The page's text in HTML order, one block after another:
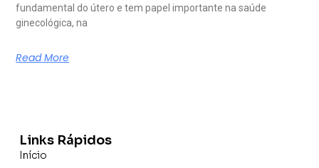
fundamental do útero e tem papel importante na saúde
ginecológica, na
Read More
Links Rápidos
Início